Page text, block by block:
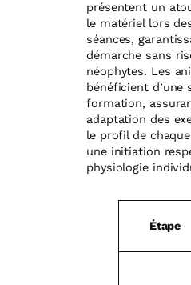
présentent un
le matériel lors
séances,
démarche sans
néophytes. Les
bénéficient d’une
formation,
adaptation des
le profil de
une initiation
physiologie
Étape